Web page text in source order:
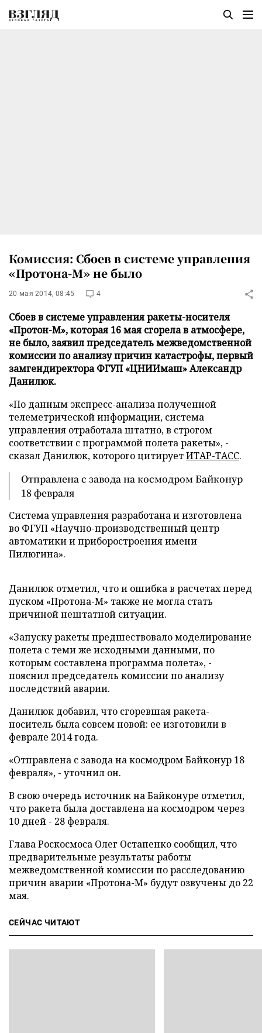
Комиссия: Сбоев в системе управления
«Протона-М» не было
20 мая 2014, 08:45 4
Сбоев в системе управления ракеты-носителя
«Протон-М», которая 16 мая сгорела в атмосфере,
не было, заявил председатель межведомственной
комиссии по анализу причин катастрофы, первый
замгендиректора ФГУП «ЦНИИмаш» Александр
Данилюк.
«По данным экспресс-анализа полученной
телеметрической информации, система
управления отработала штатно, в строгом
соответствии с программой полета ракеты», -
сказал Данилюк, которого цитируетИТАР-ТАСС.
Отправлена с завода на космодром Байконур
18 февраля
Система управления разработана и изготовлена
во ФГУП «Научно-производственный центр
автоматики и приборостроения имени
Пилюгина».
Данилюк отметил, что и ошибка в расчетах перед
пуском «Протона-М» также не могла стать
причиной нештатной ситуации.
«Запуску ракеты предшествовало моделирование
полета с теми же исходными данными, по
которым составлена программа полета», -
пояснил председатель комиссии по анализу
последствий аварии.
Данилюк добавил, что сгоревшая ракета-
носитель была совсем новой: ее изготовили в
феврале 2014 года.
«Отправлена с завода на космодром Байконур 18
февраля», - уточнил он.
В свою очередь источник на Байконуре отметил,
что ракета была доставлена на космодром через
10 дней - 28 февраля.
Глава Роскосмоса Олег Остапенко сообщил, что
предварительные результаты работы
межведомственной комиссии по расследованию
причин аварии «Протона-М» будут озвучены до 22
мая.
СЕЙЧАС ЧИТАЮТ